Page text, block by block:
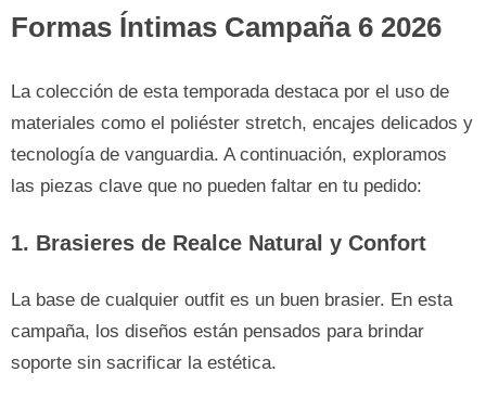
Formas Íntimas Campaña 6 2026
La colección de esta temporada destaca por el uso de
materiales como el poliéster stretch, encajes delicados y
tecnología de vanguardia. A continuación, exploramos
las piezas clave que no pueden faltar en tu pedido:
1. Brasieres de Realce Natural y Confort
La base de cualquier outfit es un buen brasier. En esta
campaña, los diseños están pensados para brindar
soporte sin sacrificar la estética.